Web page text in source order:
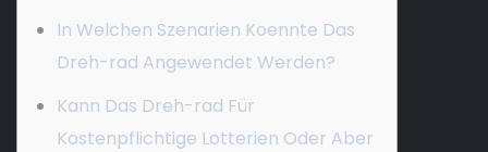
In Welchen Szenarien Koennte Das
Dreh-rad Angewendet Werden?
Kann Das Dreh-rad Für
Kostenpflichtige Lotterien Oder Aber